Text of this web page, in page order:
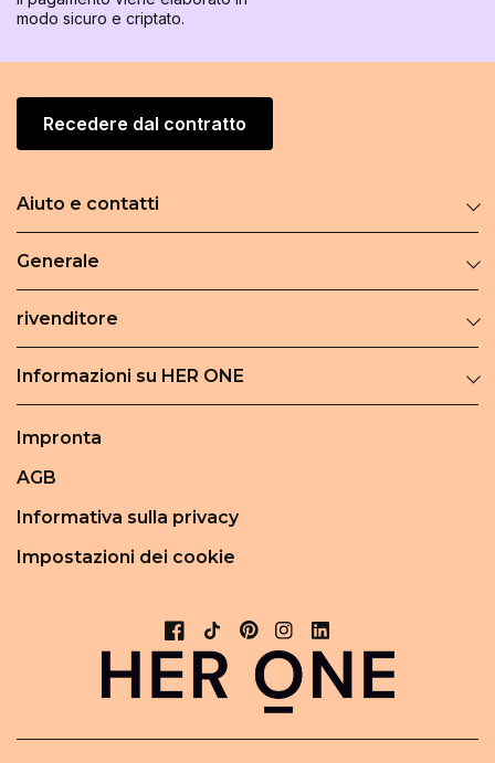
modo sicuro e criptato.
Recedere dal contratto
Aiuto e contatti
Generale
rivenditore
Informazioni su HER ONE
Impronta
AGB
Informativa sulla privacy
Impostazioni dei cookie